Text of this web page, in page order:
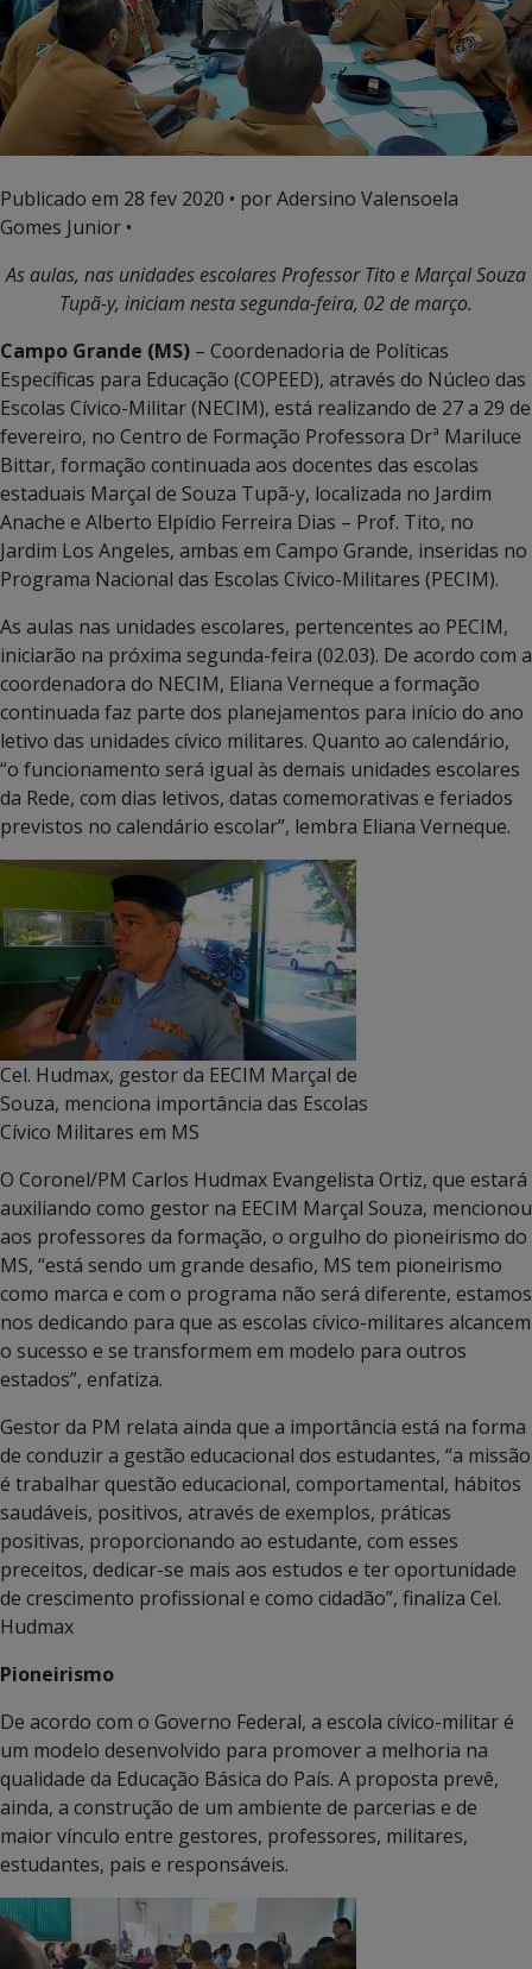
Publicado em 28 fev 2020 • por Adersino Valensoela
Gomes Junior •
As aulas, nas unidades escolares Professor Tito e Marçal Souza
Tupã-y, iniciam nesta segunda-feira, 02 de março.
Campo Grande (MS) – Coordenadoria de Políticas
Específicas para Educação (COPEED), através do Núcleo das
Escolas Cívico-Militar (NECIM), está realizando de 27 a 29 de
fevereiro, no Centro de Formação Professora Drª Mariluce
Bittar, formação continuada aos docentes das escolas
estaduais Marçal de Souza Tupã-y, localizada no Jardim
Anache e Alberto Elpídio Ferreira Dias – Prof. Tito, no
Jardim Los Angeles, ambas em Campo Grande, inseridas no
Programa Nacional das Escolas Cívico-Militares (PECIM).
As aulas nas unidades escolares, pertencentes ao PECIM,
iniciarão na próxima segunda-feira (02.03). De acordo com a
coordenadora do NECIM, Eliana Verneque a formação
continuada faz parte dos planejamentos para início do ano
letivo das unidades cívico militares. Quanto ao calendário,
“o funcionamento será igual às demais unidades escolares
da Rede, com dias letivos, datas comemorativas e feriados
previstos no calendário escolar”, lembra Eliana Verneque.
Cel. Hudmax, gestor da EECIM Marçal de
Souza, menciona importância das Escolas
Cívico Militares em MS
O Coronel/PM Carlos Hudmax Evangelista Ortiz, que estará
auxiliando como gestor na EECIM Marçal Souza, mencionou
aos professores da formação, o orgulho do pioneirismo do
MS, “está sendo um grande desafio, MS tem pioneirismo
como marca e com o programa não será diferente, estamos
nos dedicando para que as escolas cívico-militares alcancem
o sucesso e se transformem em modelo para outros
estados”, enfatiza.
Gestor da PM relata ainda que a importância está na forma
de conduzir a gestão educacional dos estudantes, “a missão
é trabalhar questão educacional, comportamental, hábitos
saudáveis, positivos, através de exemplos, práticas
positivas, proporcionando ao estudante, com esses
preceitos, dedicar-se mais aos estudos e ter oportunidade
de crescimento profissional e como cidadão”, finaliza Cel.
Hudmax
Pioneirismo
De acordo com o Governo Federal, a escola cívico-militar é
um modelo desenvolvido para promover a melhoria na
qualidade da Educação Básica do País. A proposta prevê,
ainda, a construção de um ambiente de parcerias e de
maior vínculo entre gestores, professores, militares,
estudantes, pais e responsáveis.